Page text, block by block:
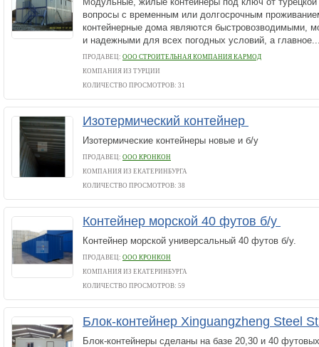
вопросы с временным или долгосрочным
контейнерные дома являются быстровозводимыми,
и надежными для всех погодных условий, а
ПРОДАВЕЦ: ООО СТРОИТЕЛЬНАЯ КОМПАНИЯ КАРМОД
КОМПАНИЯ ИЗ ТУРЦИИ
КОЛИЧЕСТВО ПРОСМОТРОВ: 31
Изотермический контейнер
Изотермические контейнеры новые и б/у
ПРОДАВЕЦ: ООО КРОНКОН
КОМПАНИЯ ИЗ ЕКАТЕРИНБУРГА
КОЛИЧЕСТВО ПРОСМОТРОВ: 38
Контейнер морской 40 футов б/у
Контейнер морской универсальный 40 футов б/у.
ПРОДАВЕЦ: ООО КРОНКОН
КОМПАНИЯ ИЗ ЕКАТЕРИНБУРГА
КОЛИЧЕСТВО ПРОСМОТРОВ: 59
Блок-контейнер Xinguangzheng Steel
Блок-контейнеры сделаны на базе 20,30 и 40